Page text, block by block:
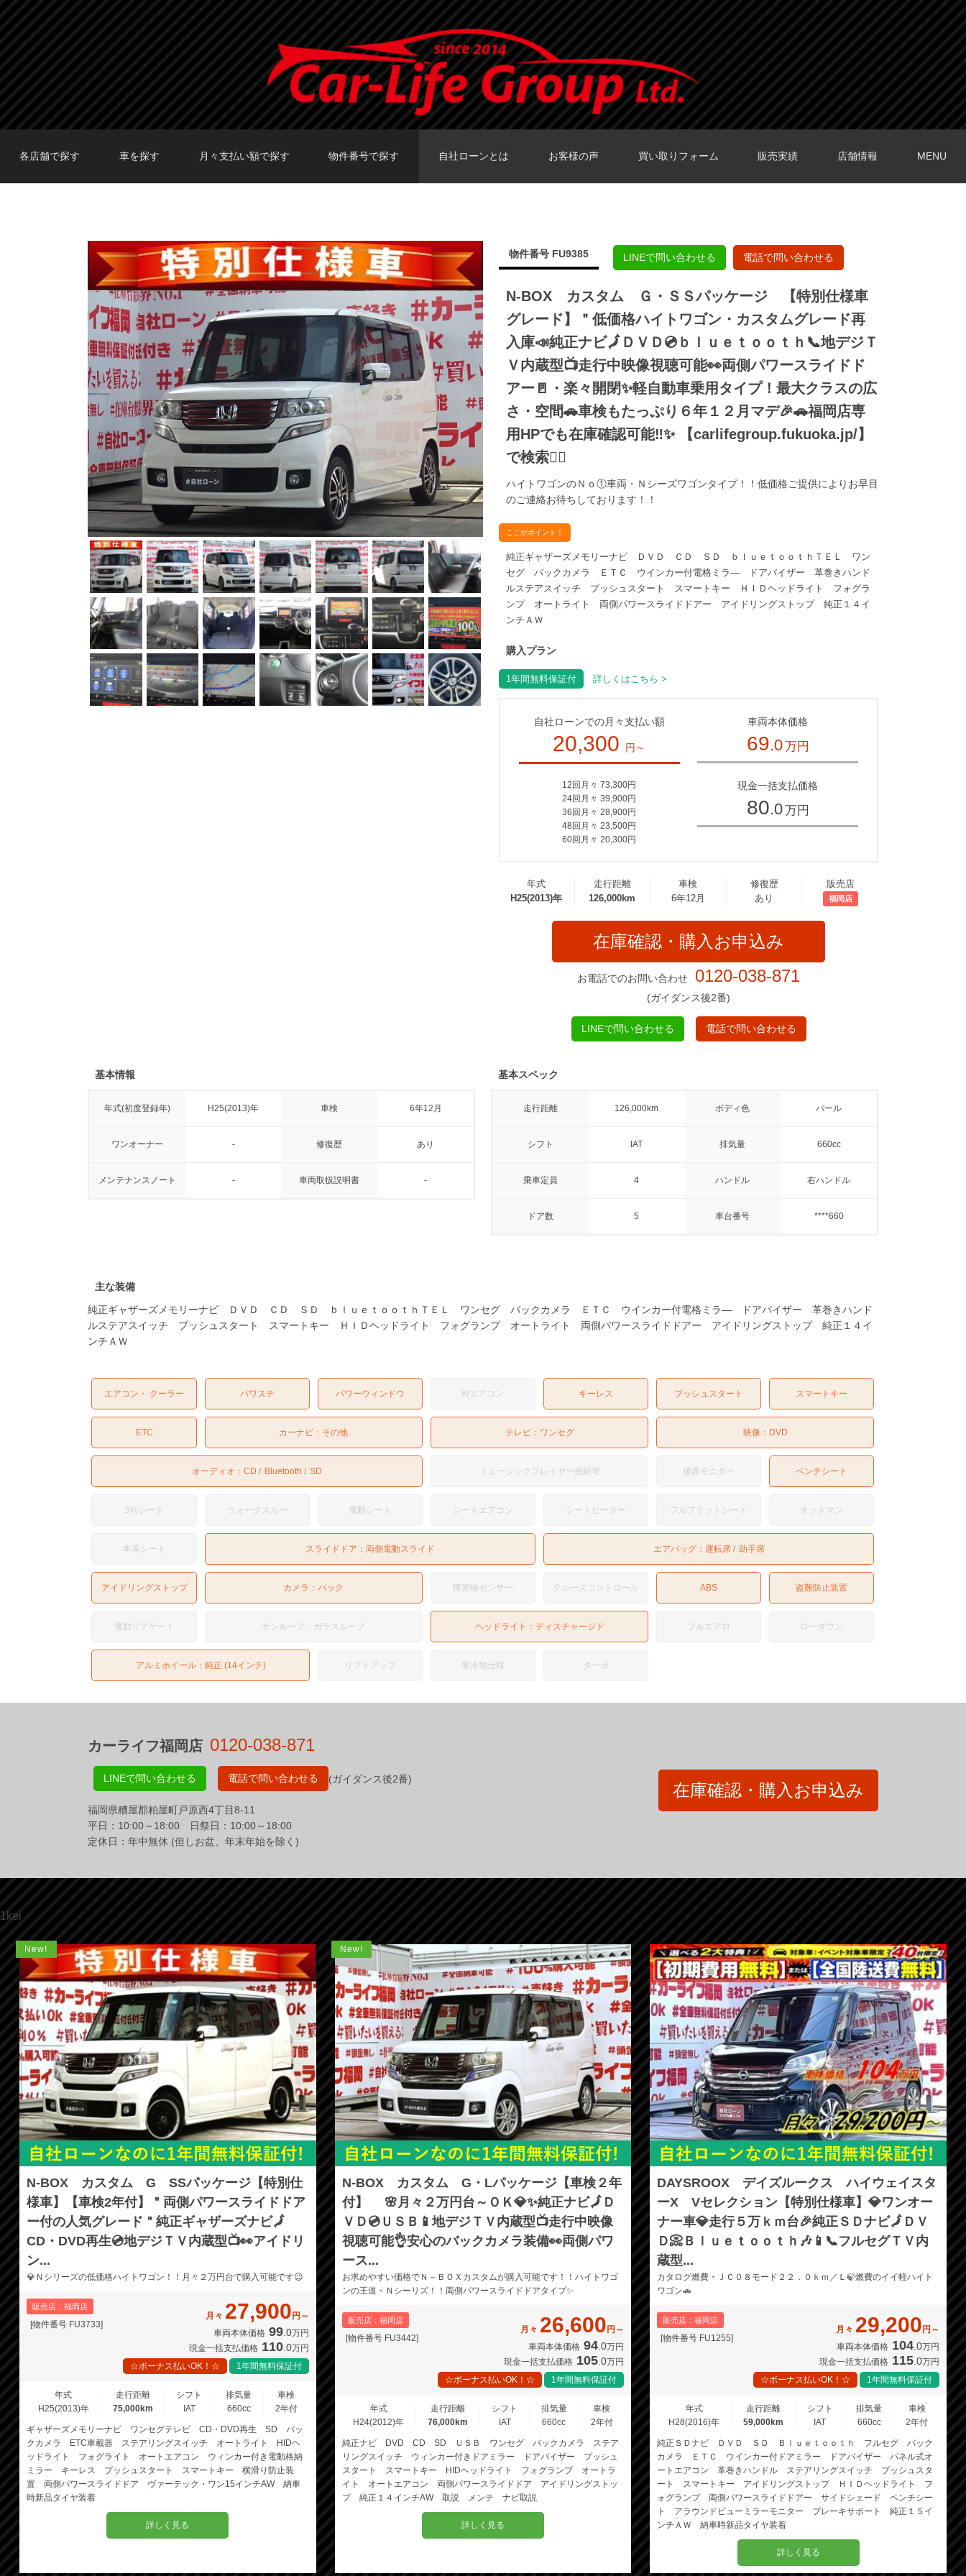
各店舗で探す 車を探す 月々支払い額で探す 物件番号で探す 自社ローンとは お客様の声 買い取りフォーム 販売実績 店舗情報 MENU
物件番号 FU9385 LINEで問い合わせる 電話で問い合わせる
N-BOX カスタム Ｇ・ＳＳパッケージ 【特別仕様車
グレード】＂低価格ハイトワゴン・カスタムグレード再
入庫📣純正ナビ🗾ＤＶＤ💿ｂｌｕｅｔｏｏｔｈ📞地デジＴ
Ｖ内蔵型📺走行中映像視聴可能👀両側パワースライドド
アー🚪・楽々開閉✨軽自動車乗用タイプ！最大クラスの広
さ・空間🚗車検もたっぷり６年１２月マデ🎉🚗福岡店専
用HPでも在庫確認可能‼✨ 【carlifegroup.fukuoka.jp/】
で検索🕵️‍♂️
ハイトワゴンのＮｏ①車両・Ｎシーズワゴンタイプ！！低価格ご提供によりお早目
のご連絡お待ちしております！！
ここがポイント！
純正ギャザーズメモリーナビ ＤＶＤ ＣＤ ＳＤ ｂｌｕｅｔｏｏｔｈＴＥＬ ワン
セグ バックカメラ ＥＴＣ ウインカー付電格ミラ― ドアバイザー 革巻きハンド
ルステアスイッチ プッシュスタート スマートキー ＨＩＤヘッドライト フォグラ
ンプ オートライト 両側パワースライドドアー アイドリングストップ 純正１４イ
ンチＡＷ
購入プラン
1年間無料保証付 詳しくはこちら >
自社ローンでの月々支払い額
20,300 円～
12回月々 73,300円
24回月々 39,900円
36回月々 28,900円
48回月々 23,500円
60回月々 20,300円
車両本体価格
69.0万円
現金一括支払価格
80.0万円
年式
H25(2013)年
走行距離
126,000km
車検
6年12月
修復歴
あり
販売店
福岡店
在庫確認・購入お申込み
お電話でのお問い合わせ 0120-038-871
(ガイダンス後2番)
LINEで問い合わせる 電話で問い合わせる
基本情報
年式(初度登録年) H25(2013)年 車検 6年12月
ワンオーナー - 修復歴 あり
メンテナンスノート - 車両取扱説明書 -
基本スペック
走行距離 126,000km ボディ色 パール
シフト IAT 排気量 660cc
乗車定員 4 ハンドル 右ハンドル
ドア数 5 車台番号 ****660
主な装備
純正ギャザーズメモリーナビ ＤＶＤ ＣＤ ＳＤ ｂｌｕｅｔｏｏｔｈＴＥＬ ワンセグ バックカメラ ＥＴＣ ウインカー付電格ミラ― ドアバイザー 革巻きハンド
ルステアスイッチ プッシュスタート スマートキー ＨＩＤヘッドライト フォグランプ オートライト 両側パワースライドドアー アイドリングストップ 純正１４イ
ンチＡＷ
エアコン・ クーラー パワステ パワーウィンドウ Wエアコン キーレス プッシュスタート スマートキー
ETC カーナビ： その他 テレビ： ワンセグ 映像： DVD
オーディオ：CD Bluetooth SD ミュージックプレイヤー接続可 後席モニター ベンチシート
3列シート ウォークスルー 電動シート シートエアコン シートヒーター フルフラットシート オットマン
本革シート スライドドア： 両側電動スライド エアバッグ： 運転席 助手席
アイドリングストップ カメラ：バック 障害物センサー クルーズコントロール ABS 盗難防止装置
電動リアゲート サンルーフ・ガラスルーフ ヘッドライト： ディスチャージド フルエアロ ローダウン
アルミホイール：純正 (14インチ) リフトアップ 寒冷地仕様 ターボ
カーライフ福岡店 0120-038-871
LINEで問い合わせる 電話で問い合わせる (ガイダンス後2番)
福岡県糟屋郡粕屋町戸原西4丁目8-11
平日：10:00～18:00 日祭日：10:00～18:00
定休日：年中無休 (但しお盆、年末年始を除く)
在庫確認・購入お申込み
1kei
New!
N-BOX カスタム G SSパッケージ【特別仕
様車】【車検2年付】＂両側パワースライドドア
ー付の人気グレード＂純正ギャザーズナビ🗾
CD・DVD再生💿地デジＴＶ内蔵型📺👀アイドリ
ン...
💎Ｎシリーズの低価格ハイトワゴン！！月々２万円台で購入可能です😉
販売店：福岡店
[物件番号 FU3733]
月々 27,900 円～
車両本体価格 99.0万円
現金一括支払価格 110.0万円
☆ボーナス払いOK！☆
1年間無料保証付
年式
H25(2013)年
走行距離
75,000km
シフト
IAT
排気量
660cc
車検
2年付
ギャザーズメモリーナビ ワンセグテレビ CD・DVD再生 SD バッ
クカメラ ETC車載器 ステアリングスイッチ オートライト HIDヘ
ッドライト フォグライト オートエアコン ウィンカー付き電動格納
ミラー キーレス プッシュスタート スマートキー 横滑り防止装
置 両側パワースライドドア ヴァーテック・ワン15インチAW 納車
時新品タイヤ装着
詳しく見る
New!
N-BOX カスタム G・Lパッケージ【車検２年
付】 🌸月々２万円台～ＯＫ💎✨純正ナビ🗾Ｄ
ＶＤ💿ＵＳＢ📱地デジＴＶ内蔵型📺走行中映像
視聴可能👌安心のバックカメラ装備👀両側パワ
ース...
お求めやすい価格でＮ－ＢＯＸカスタムが購入可能です！！ハイトワゴ
ンの王道・Ｎシーリズ！！両側パワースライドドアタイプ✨
販売店：福岡店
[物件番号 FU3442]
月々 26,600 円～
車両本体価格 94.0万円
現金一括支払価格 105.0万円
☆ボーナス払いOK！☆
1年間無料保証付
年式
H24(2012)年
走行距離
76,000km
シフト
IAT
排気量
660cc
車検
2年付
純正ナビ DVD CD SD ＵＳＢ ワンセグ バックカメラ ステア
リングスイッチ ウィンカー付きドアミラー ドアバイザー プッシュ
スタート スマートキー HIDヘッドライト フォグランプ オートラ
イト オートエアコン 両側パワースライドドア アイドリングストッ
プ 純正１４インチAW 取説 メンテ ナビ取説
詳しく見る
DAYSROOX デイズルークス ハイウェイスタ
ーX Vセレクション【特別仕様車】💎ワンオー
ナー車💎走行５万ｋｍ台🎉純正ＳＤナビ🗾ＤＶ
Ｄ📀Ｂｌｕｅｔｏｏｔｈ🎶📱📞フルセグＴＶ内
蔵型...
カタログ燃費・ＪＣ０８モード２２．０ｋｍ／Ｌ🍃燃費のイイ軽ハイト
ワゴン🚗
販売店：福岡店
[物件番号 FU1255]
月々 29,200 円～
車両本体価格 104.0万円
現金一括支払価格 115.0万円
☆ボーナス払いOK！☆
1年間無料保証付
年式
H28(2016)年
走行距離
59,000km
シフト
IAT
排気量
660cc
車検
2年付
純正ＳＤナビ ＤＶＤ ＳＤ Ｂｌｕｅｔｏｏｔｈ フルセグ バック
カメラ ＥＴＣ ウインカー付ドアミラー ドアバイザー パネル式オ
ートエアコン 革巻きハンドル ステアリングスイッチ プッシュスタ
ート スマートキー アイドリングストップ ＨＩＤヘッドライト フ
ォグランプ 両側パワースライドドアー サイドシェード ベンチシー
ト アラウンドビューミラーモニター ブレーキサポート 純正１５イ
ンチＡＷ 納車時新品タイヤ装着
詳しく見る